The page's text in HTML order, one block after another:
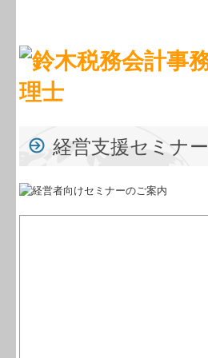
トップページ
お知らせ
職員紹介
経営支援セミナー